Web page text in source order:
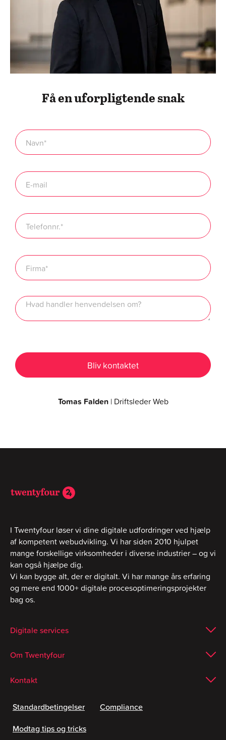
Få en uforpligtende snak
Tomas Falden| Driftsleder Web
I Twentyfour løser vi dine digitale udfordringer ved hjælp
af kompetent webudvikling. Vi har siden 2010 hjulpet
mange forskellige virksomheder i diverse industrier – og vi
kan også hjælpe dig.
Vi kan bygge alt, der er digitalt. Vi har mange års erfaring
og mere end 1000+ digitale procesoptimeringsprojekter
bag os.
Digitale services
Om Twentyfour
Kontakt
Standardbetingelser
Compliance
Modtag tips og tricks